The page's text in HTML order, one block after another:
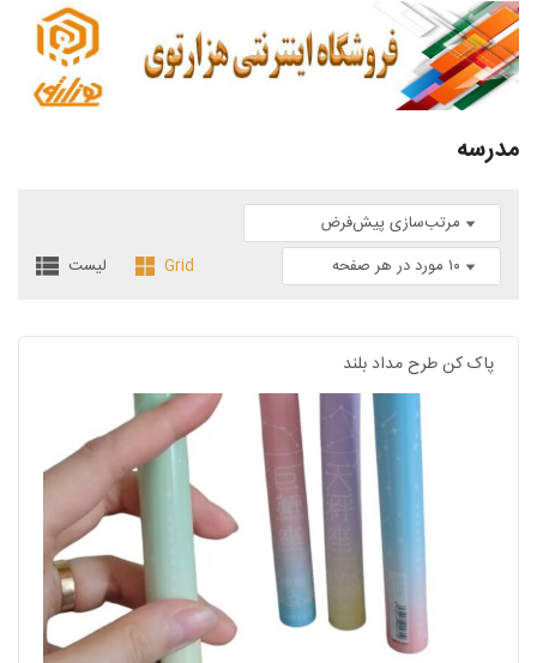
مدرسه
Grid لیست
پاک کن طرح مداد بلند